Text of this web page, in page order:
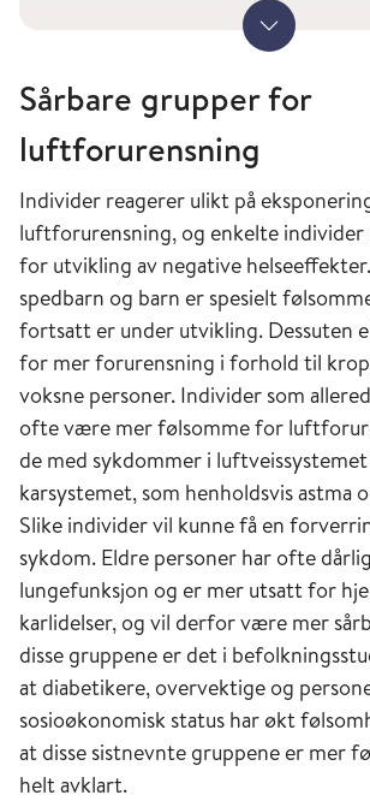
for helseeffekter av
luftforurensning;
luftveisallergi, KOLS,
og karsykdom og
Astma og luftveisallergi
Luftveisallergi kan opptre i øvre
(allergisk rhinitt, høysnue) og
(hovedsakelig astma). Ved
opptrer en betennelsestilstand i
som gir tett eller rennende nese,
nesen og i ganen og episoder
nysing. Symptomene sees ofte
irritasjon av øynene. Slike
hos mange i forbindelse med
Ulike komponenter i
kunne forsterke reaksjonen mot
eksempel på dette er
kan bidra til forsterkning av
foreliggende allergi [6].
Luftveiene kan også reagere med
allergilignende tilstander uten
Vis mer
Sårbare grupper for
luftforurensning
Individer reagerer ulikt på
luftforurensning, og enkelte individer
for utvikling av negative
spedbarn og barn er spesielt
fortsatt er under utvikling. Dessuten
for mer forurensning i forhold til
voksne personer. Individer som
ofte være mer følsomme for
de med sykdommer i
karsystemet, som henholdsvis astma
Slike individer vil kunne få en
sykdom. Eldre personer har ofte
lungefunksjon og er mer utsatt for
karlidelser, og vil derfor være mer
disse gruppene er det i
at diabetikere, overvektige og
sosioøkonomisk status har økt
at disse sistnevnte gruppene er mer
helt avklart.